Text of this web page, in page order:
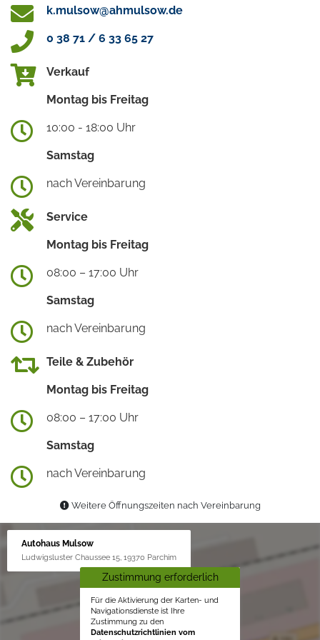
k.mulsow@ahmulsow.de
0 38 71 / 6 33 65 27
Verkauf
Montag bis Freitag
10:00 - 18:00 Uhr
Samstag
nach Vereinbarung
Service
Montag bis Freitag
08:00 – 17:00 Uhr
Samstag
nach Vereinbarung
Teile & Zubehör
Montag bis Freitag
08:00 – 17:00 Uhr
Samstag
nach Vereinbarung
Weitere Öffnungszeiten nach Vereinbarung
Autohaus Mulsow
Ludwigsluster Chaussee 15, 19370 Parchim
Zustimmung erforderlich
Für die Aktivierung der Karten- und
Navigationsdienste ist Ihre
Zustimmung zu den
Datenschutzrichtlinien vom